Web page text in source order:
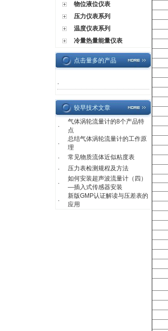
物位液位仪表
压力仪表系列
温度仪表系列
冷量热量能量仪表
点击量多的产品
·
较早技术文章
·
气体涡轮流量计的8个产品特
点
·
总结气体涡轮流量计的工作原
理
·
常见物质流体近似粘度表
·
压力表检测规程及方法
·
如何安装超声波流量计（四）
—插入式传感器安装
·
新版GMP认证解读与压差表的
应用